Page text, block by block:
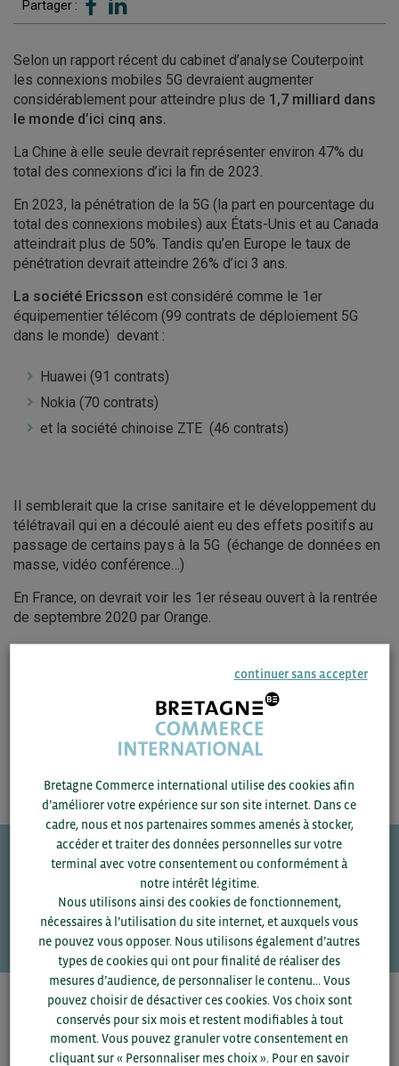
Partager :
Selon un rapport récent du cabinet d’analyse Couterpoint
les connexions mobiles 5G devraient augmenter
considérablement pour atteindre plus de 1,7 milliard dans
le monde d’ici cinq ans.
La Chine à elle seule devrait représenter environ 47% du
total des connexions d’ici la fin de 2023.
En 2023, la pénétration de la 5G (la part en pourcentage du
total des connexions mobiles) aux États-Unis et au Canada
atteindrait plus de 50%. Tandis qu’en Europe le taux de
pénétration devrait atteindre 26% d’ici 3 ans.
La société Ericsson est considéré comme le 1er
équipementier télécom (99 contrats de déploiement 5G
dans le monde) devant :
Huawei (91 contrats)
Nokia (70 contrats)
et la société chinoise ZTE (46 contrats)
Il semblerait que la crise sanitaire et le développement du
télétravail qui en a découlé aient eu des effets positifs au
passage de certains pays à la 5G (échange de données en
masse, vidéo conférence…)
En France, on devrait voir les 1er réseau ouvert à la rentrée
de septembre 2020 par Orange.
ACCÉDEZ À LA RESSOURCE
Une question ?
VOS CONTACTS
Pour voir les contacts, merci de renseigner votre
département et votre secteurou connectez-vous.
continuer sans accepter
Bretagne Commerce international utilise des cookies afin
d’améliorer votre expérience sur son site internet. Dans ce
cadre, nous et nos partenaires sommes amenés à stocker,
accéder et traiter des données personnelles sur votre
terminal avec votre consentement ou conformément à
notre intérêt légitime.
Nous utilisons ainsi des cookies de fonctionnement,
nécessaires à l’utilisation du site internet, et auxquels vous
ne pouvez vous opposer. Nous utilisons également d’autres
types de cookies qui ont pour finalité de réaliser des
mesures d’audience, de personnaliser le contenu... Vous
pouvez choisir de désactiver ces cookies. Vos choix sont
conservés pour six mois et restent modifiables à tout
moment. Vous pouvez granuler votre consentement en
cliquant sur « Personnaliser mes choix ». Pour en savoir